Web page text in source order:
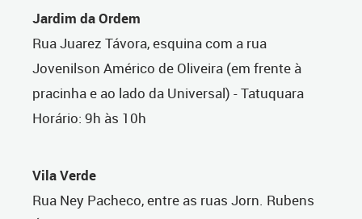
Jardim da Ordem
Rua Juarez Távora, esquina com a rua
Jovenilson Américo de Oliveira (em frente à
pracinha e ao lado da Universal) - Tatuquara
Horário: 9h às 10h
Vila Verde
Rua Ney Pacheco, entre as ruas Jorn. Rubens